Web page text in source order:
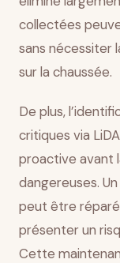
collectées
sans nécessiter
sur la chaussée.
De plus,
critiques via
proactive avant
dangereuses.
peut être
présenter un
Cette